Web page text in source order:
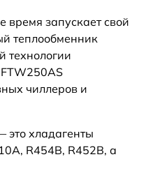
время запускает свой
теплообменник
технологии
чиллеров и
это хладагенты
R454B, R452B, а